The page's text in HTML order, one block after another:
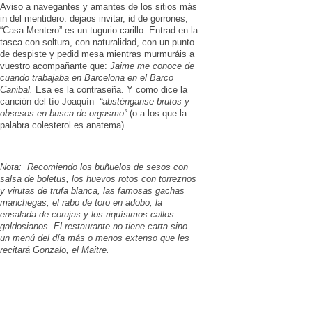
Aviso a navegantes y amantes de los sitios más
in del mentidero: dejaos invitar, id de gorrones,
“Casa Mentero” es un tugurio carillo. Entrad en la
tasca con soltura, con naturalidad, con un punto
de despiste y pedid mesa mientras murmuráis a
vuestro acompañante que: Jaime me conoce de
cuando trabajaba en Barcelona en el Barco
Canibal. Esa es la contraseña. Y como dice la
canción del tío Joaquín “absténganse brutos y
obsesos en busca de orgasmo”(o a los que la
palabra colesterol es anatema).
Nota: Recomiendo los buñuelos de sesos con
salsa de boletus, los huevos rotos con torreznos
y virutas de trufa blanca, las famosas gachas
manchegas, el rabo de toro en adobo, la
ensalada de corujas y los riquísimos callos
galdosianos. El restaurante no tiene carta sino
un menú del día más o menos extenso que les
recitará Gonzalo, el Maitre.